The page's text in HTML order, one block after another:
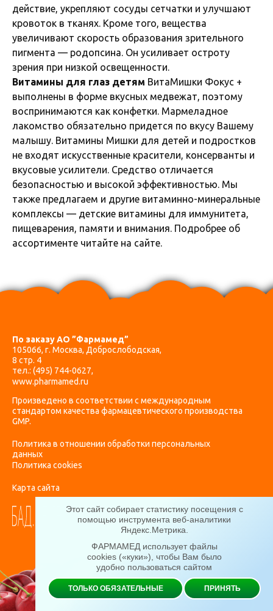
действие, укрепляют сосуды сетчатки и улучшают
кровоток в тканях. Кроме того, вещества
увеличивают скорость образования зрительного
пигмента — родопсина. Он усиливает остроту
зрения при низкой освещенности.
Витамины для глаз детям ВитаМишки Фокус +
выполнены в форме вкусных медвежат, поэтому
воспринимаются как конфетки. Мармеладное
лакомство обязательно придется по вкусу Вашему
малышу. Витамины Мишки для детей и подростков
не входят искусственные красители, консерванты и
вкусовые усилители. Средство отличается
безопасностью и высокой эффективностью. Мы
также предлагаем и другие витаминно-минеральные
комплексы — детские витамины для иммунитета,
пищеварения, памяти и внимания. Подробрее об
ассортименте читайте на сайте.
Этот сайт собирает статистику посещения с
помощью инструмента веб-аналитики
Яндекс.Метрика
ФАРМАМЕД использует файлы
cookies («куки»), чтобы Вам было
удобно пользоваться сайтом
ТОЛЬКО ОБЯЗАТЕЛЬНЫЕ ПРИНЯТЬ
По заказу АО ”Фармамед”
105066, г. Москва, Доброслободская,
8 стр. 4
тел.: (495) 744-0627,
www.pharmamed.ru
Произведено в соответствии с международным
стандартом качества фармацевтического производства
GMP.
Политика в отношении обработки персональных
данных
Политика cookies
Карта сайта